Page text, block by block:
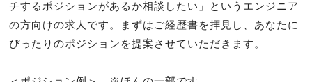
チするポジションがあるか相談したい」というエンジニア
の方向けの求人です。まずはご経歴書を拝見し、あなたに
ぴったりのポジションを提案させていただきます。